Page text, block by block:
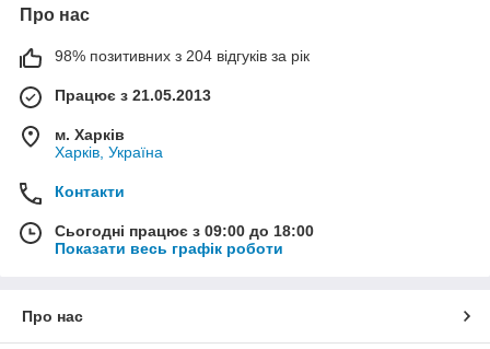
Про нас
98% позитивних з 204 відгуків за рік
Працює з 21.05.2013
м. Харків
Харків, Україна
Контакти
Сьогодні працює з 09:00 до 18:00
Показати весь графік роботи
Про нас